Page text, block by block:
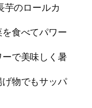
芋のロールカ
食べてパワー
で美味しく暑
物でもサッパ